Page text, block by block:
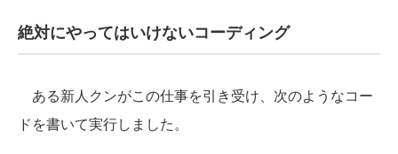
絶対にやってはいけないコーディング
ある新人クンがこの仕事を引き受け、次のようなコー
ドを書いて実行しました。